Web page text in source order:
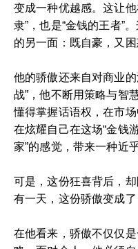
变成一种优越感。这让
隶”，也是“金钱的王者”
的另一面：既自豪，又
他的骄傲还来自对商业
战”，他不断用策略与智
懂得掌握话语权，在市
在炫耀自己在这场“金钱
家”的感觉，带来一种近
可是，这份狂喜背后，
有一天，这份骄傲变成
在他看来，骄傲不仅仅